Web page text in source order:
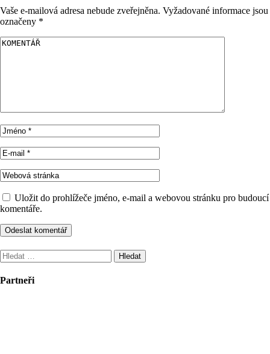
Vaše e-mailová adresa nebude zveřejněna. Vyžadované informace jsou
označeny *
Uložit do prohlížeče jméno, e-mail a webovou stránku pro budoucí
komentáře.
Vyhledávání
Partneři